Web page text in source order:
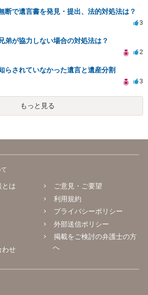
断で遺言書を発見・提出、法的対処法は？
3
弟が協力しない場合の対処法は？
2
らされていなかった遺言と遺産分割
3
もっと見る
とは
わせ
ご意見・ご要望
利用規約
プライバシーポリシー
外部送信ポリシー
掲載をご検討の弁護士の方
へ